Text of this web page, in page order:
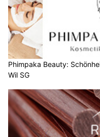
Phimpaka Beauty:
Wil SG